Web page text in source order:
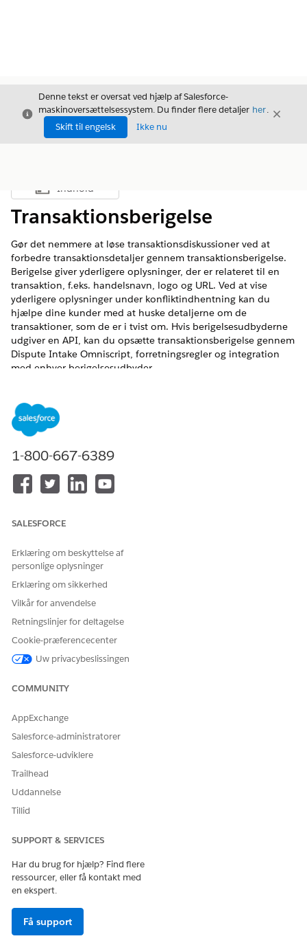
Luk
Denne tekst er oversat ved hjælp af Salesforce-
maskinoversættelsessystem. Du finder flere detaljer her.
Skift til engelsk
Ikke nu
Luk
Vis indholdsfortegnelse
Indhold
Transaktionsberigelse
Gør det nemmere at løse transaktionsdiskussioner ved at
forbedre transaktionsdetaljer gennem transaktionsberigelse.
Berigelse giver yderligere oplysninger, der er relateret til en
transaktion, f.eks. handelsnavn, logo og URL. Ved at vise
yderligere oplysninger under konfliktindhentning kan du
hjælpe dine kunder med at huske detaljerne om de
transaktioner, som de er i tvist om. Hvis berigelsesudbyderne
udgiver en API, kan du opsætte transaktionsberigelse gennem
Dispute Intake Omniscript, forretningsregler og integration
med enhver berigelsesudbyder.
Tilgængelig i: Lightning Experience
Opsæt berigelse af overordnet korttransaktion
Vis avancerede detaildetaljer for MasterCard-transaktioner
Ethoca Consumer ClarityTM. Denne integration giver
handlende for at føje værdifuld kontekst til deres
transaktionshistorik.
Bestem transaktionsberigelsesudbydere ved brug af
forretningsregler
brug af forretningsregler. Konfigurer en beslutningsmatrix
for at definere de transaktioner, der er berettigede til
berigelse, og et udtrykssæt til at bestemme den korrekte
LØSTE DENNE ARTIKEL DIT PROBLEM?
Giv os besked, så vi kan forbedre os!
1-800-667-6389
SALESFORCE
Erklæring om beskyttelse af
personlige oplysninger
Erklæring om sikkerhed
Vilkår for anvendelse
Retningslinjer for deltagelse
Cookie-præferencecenter
Uw privacybeslissingen
COMMUNITY
AppExchange
Salesforce-administratorer
Salesforce-udviklere
Trailhead
Uddannelse
Tillid
SUPPORT & SERVICES
Har du brug for hjælp? Find flere
ressourcer, eller få kontakt med
en ekspert.
Få support